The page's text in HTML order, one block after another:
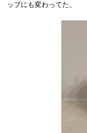
ップにも変わってた。